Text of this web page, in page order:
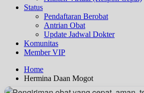
Status
Pendaftaran Berobat
Antrian Obat
Update Jadwal Dokter
Komunitas
Member VIP
Home
Hermina Daan Mogot